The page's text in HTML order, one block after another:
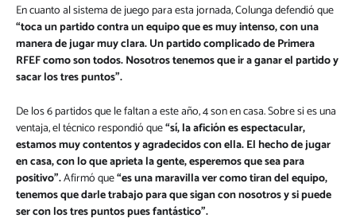
En cuanto al sistema de juego para esta jornada, Colunga defendió que
“toca un partido contra un equipo que es muy intenso, con una
manera de jugar muy clara. Un partido complicado de Primera
RFEF como son todos. Nosotros tenemos que ir a ganar el partido y
sacar los tres puntos”.
De los 6 partidos que le faltan a este año, 4 son en casa. Sobre si es una
ventaja, el técnico respondió que“sí, la afición es espectacular,
estamos muy contentos y agradecidos con ella. El hecho de jugar
en casa, con lo que aprieta la gente, esperemos que sea para
positivo”.Afirmó que“es una maravilla ver como tiran del equipo,
tenemos que darle trabajo para que sigan con nosotros y si puede
ser con los tres puntos pues fantástico”.